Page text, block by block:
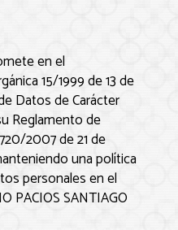
en el
15/1999 de 13 de
Datos de Carácter
Reglamento de
2007 de 21 de
una política
personales en el
PACIOS SANTIAGO